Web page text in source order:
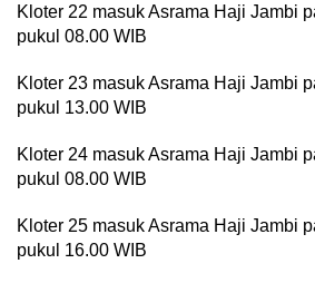
Kloter 22 masuk Asrama Haji Jambi
pukul 08.00 WIB
Kloter 23 masuk Asrama Haji Jambi
pukul 13.00 WIB
Kloter 24 masuk Asrama Haji Jambi
pukul 08.00 WIB
Kloter 25 masuk Asrama Haji Jambi
pukul 16.00 WIB